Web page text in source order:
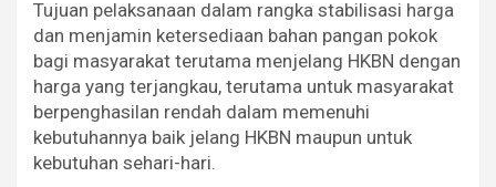
Tujuan pelaksanaan dalam rangka stabilisasi harga
dan menjamin ketersediaan bahan pangan pokok
bagi masyarakat terutama menjelang HKBN dengan
harga yang terjangkau, terutama untuk masyarakat
berpenghasilan rendah dalam memenuhi
kebutuhannya baik jelang HKBN maupun untuk
kebutuhan sehari-hari.